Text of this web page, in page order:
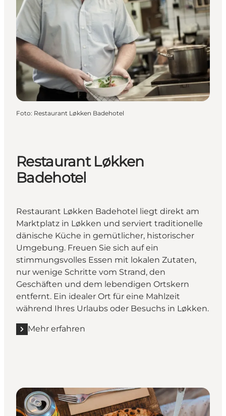
Foto: Restaurant Løkken Badehotel
Restaurant Løkken
Badehotel
Restaurant Løkken Badehotel liegt direkt am
Marktplatz in Løkken und serviert traditionelle
dänische Küche in gemütlicher, historischer
Umgebung. Freuen Sie sich auf ein
stimmungsvolles Essen mit lokalen Zutaten,
nur wenige Schritte vom Strand, den
Geschäften und dem lebendigen Ortskern
entfernt. Ein idealer Ort für eine Mahlzeit
während Ihres Urlaubs oder Besuchs in Løkken.
Mehr erfahren
Mehr erfahren "Restaurant Løkken Badehotel"